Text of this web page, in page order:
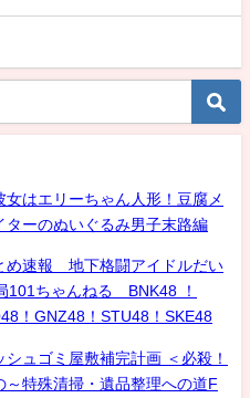
はエリーちゃん人形！豆腐メ
ターのぬいぐるみ男子末路編
め速報 地下格闘アイドルだい
ちゃんねる BNK48 ！
！GNZ48！STU48！SKE48
ュゴミ屋敷補完計画 ＜必殺！
特殊清掃・遺品整理への道F